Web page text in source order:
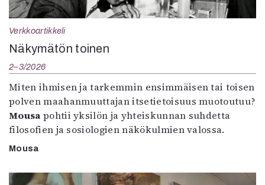
Verkkoartikkeli
Näkymätön toinen
2–3/2026
Miten ihmisen ja tarkemmin ensimmäisen tai toisen
polven maahanmuuttajan itsetietoisuus muotoutuu?
Mousa pohtii yksilön ja yhteiskunnan suhdetta
filosofien ja sosiologien näkökulmien valossa.
Mousa